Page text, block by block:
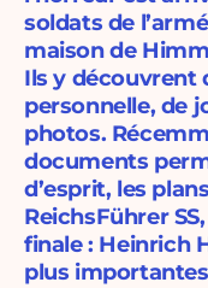
soldats de
maison de
Ils y découvrent
personnelle, de
photos.
documents
d’esprit, les
ReichsFührer
finale : Heinrich
plus